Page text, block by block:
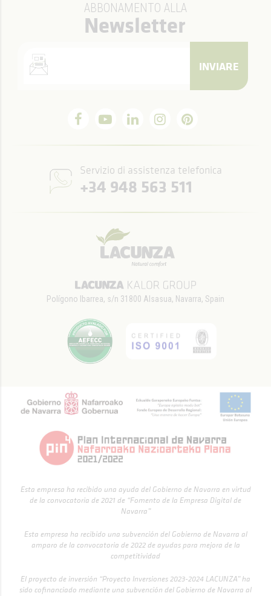
ABBONAMENTO ALLA
Newsletter
INVIARE
Servizio di assistenza telefonica
+34 948 563 511
Polígono Ibarrea, s/n 31800 Alsasua, Navarra, Spain
Esta empresa ha recibido una ayuda del Gobierno de Navarra en virtud
de la convocatoria de 2021 de “Fomento de la Empresa Digital de
Navarra”
Esta empresa ha recibido una subvención del Gobierno de Navarra al
amparo de la convocatoria de 2022 de ayudas para mejora de la
competitividad
El proyecto de inversión “Proyecto Inversiones 2023-2024 LACUNZA” ha
sido cofinanciado mediante una subvención del Gobierno de Navarra al